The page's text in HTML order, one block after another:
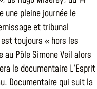
une pleine journée le
et tribunal
toujours « hors les
au Pôle Simone Veil alors
le documentaire L’Esprit
Documentaire qui suit la